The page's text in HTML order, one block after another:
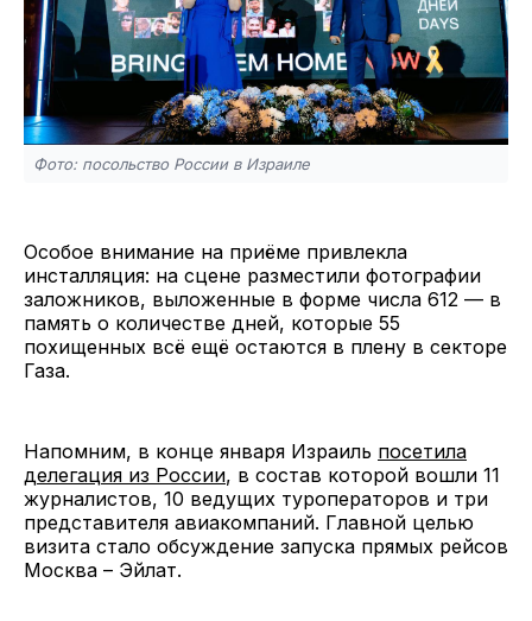
Фото: посольство России в Израиле
Особое внимание на приёме привлекла
инсталляция: на сцене разместили фотографии
заложников, выложенные в форме числа 612 — в
память о количестве дней, которые 55
похищенных всё ещё остаются в плену в секторе
Газа.
Напомним, в конце января Израиль посетила
делегация из России, в состав которой вошли 11
журналистов, 10 ведущих туроператоров и три
представителя авиакомпаний. Главной целью
визита стало обсуждение запуска прямых рейсов
Москва – Эйлат.